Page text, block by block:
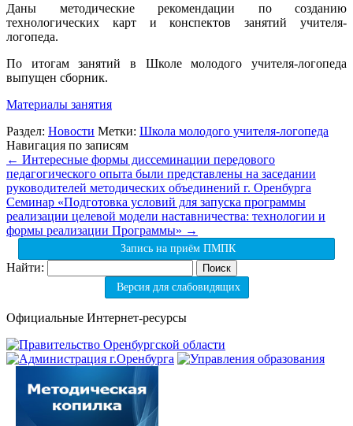
Даны методические рекомендации по созданию
технологических карт и конспектов занятий учителя-
логопеда.
По итогам занятий в Школе молодого учителя-логопеда
выпущен сборник.
Материалы занятия
Раздел: Новости Метки: Школа молодого учителя-логопеда
Навигация по записям
← Интересные формы диссеминации передового
педагогического опыта были представлены на заседании
руководителей методических объединений г. Оренбурга
Семинар «Подготовка условий для запуска программы
реализации целевой модели наставничества: технологии и
формы реализации Программы» →
Запись на приём ПМПК
Найти:
Версия для слабовидящих
Официальные Интернет-ресурсы